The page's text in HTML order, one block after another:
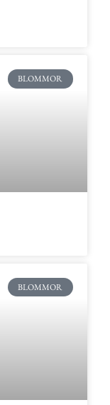
BLOMMOR
BLOMMOR